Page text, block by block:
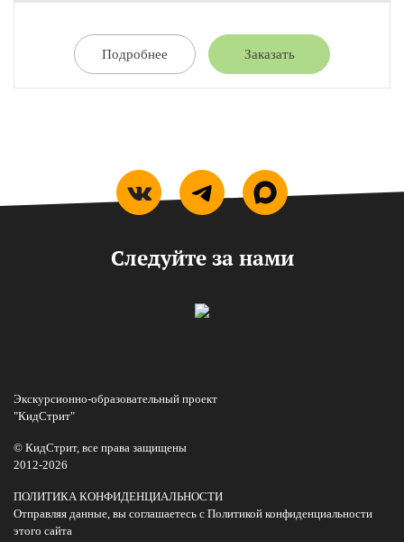
Подробнее Заказать
Следуйте за нами
Экскурсионно-образовательный проект
"КидСтрит"
© КидСтрит, все права защищены
2012-2026
ПОЛИТИКА КОНФИДЕНЦИАЛЬНОСТИ
Отправляя данные, вы соглашаетесь с Политикой конфиденциальности
этого сайта